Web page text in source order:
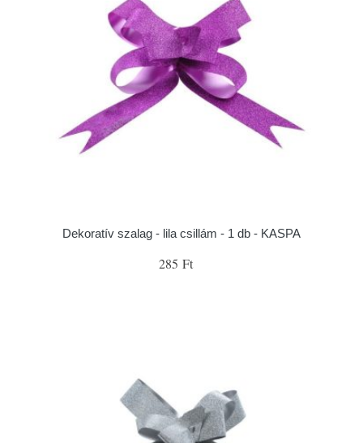
Dekoratív szalag - lila csillám - 1 db - KASPA
285 Ft